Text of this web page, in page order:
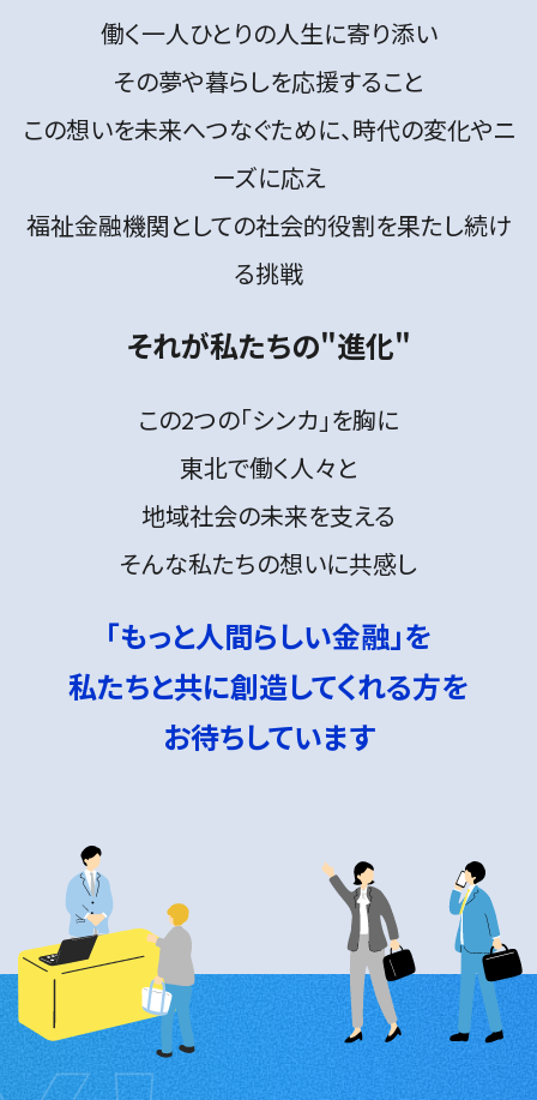
働く一人ひとりの人生に寄り添い
その夢や暮らしを応援すること
この想いを未来へつなぐために、時代の変化やニ
ーズに応え
福祉金融機関としての社会的役割を果たし続け
る挑戦
それが私たちの"進化"
この2つの「シンカ」を胸に
東北で働く人々と
地域社会の未来を支える
そんな私たちの想いに共感し
「もっと人間らしい金融」を
私たちと共に創造してくれる方を
お待ちしています